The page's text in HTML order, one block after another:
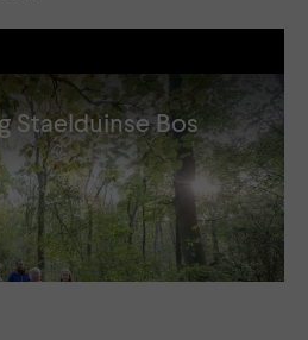
Staelduinse Bos